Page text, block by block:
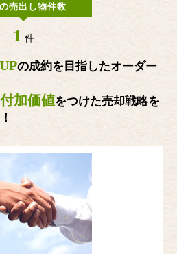
売出し物件数
1 件
の成約を目指したオーダー
付加価値をつけた売却戦略を